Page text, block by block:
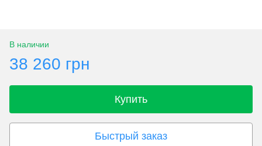
В наличии
38 260 грн
Купить
Быстрый заказ